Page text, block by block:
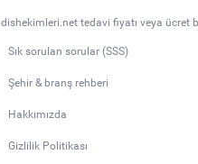
dishekimleri.net tedavi fiyatı veya ücret
Sık sorulan sorular (SSS)
Şehir & branş rehberi
Hakkımızda
Gizlilik Politikası